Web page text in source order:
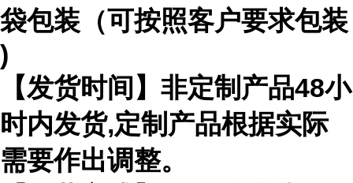
袋包装（可按照客户要求包装
)
【发货时间】非定制产品48小
时内发货,定制产品根据实际
需要作出调整。